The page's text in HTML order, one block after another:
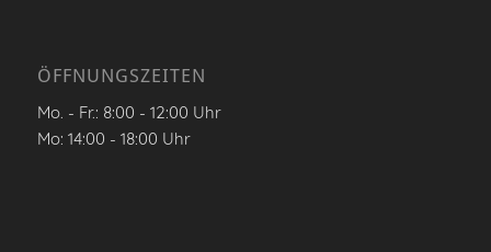
ÖFFNUNGSZEITEN
Mo. - Fr.: 8:00 - 12:00 Uhr
Mo: 14:00 - 18:00 Uhr